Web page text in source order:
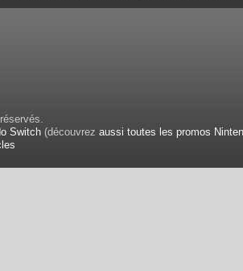
Switch (découvrez aussi toutes les promos